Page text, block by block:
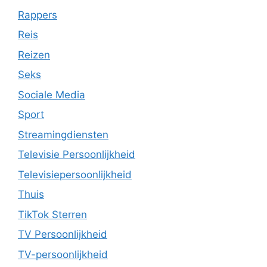
Rappers
Reis
Reizen
Seks
Sociale Media
Sport
Streamingdiensten
Televisie Persoonlijkheid
Televisiepersoonlijkheid
Thuis
TikTok Sterren
TV Persoonlijkheid
TV-persoonlijkheid